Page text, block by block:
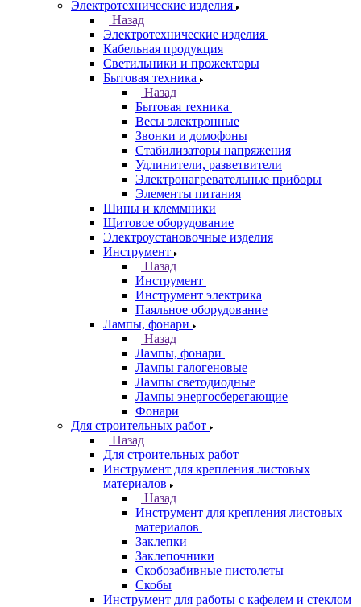
Электротехнические изделия
Назад
Электротехнические изделия
Кабельная продукция
Светильники и прожекторы
Бытовая техника
Назад
Бытовая техника
Весы электронные
Звонки и домофоны
Стабилизаторы напряжения
Удлинители, разветвители
Электронагревательные приборы
Элементы питания
Шины и клеммники
Щитовое оборудование
Электроустановочные изделия
Инструмент
Назад
Инструмент
Инструмент электрика
Паяльное оборудование
Лампы, фонари
Назад
Лампы, фонари
Лампы галогеновые
Лампы светодиодные
Лампы энергосберегающие
Фонари
Для строительных работ
Назад
Для строительных работ
Инструмент для крепления листовых
материалов
Назад
Инструмент для крепления листовых
материалов
Заклепки
Заклепочники
Скобозабивные пистолеты
Скобы
Инструмент для работы с кафелем и стеклом